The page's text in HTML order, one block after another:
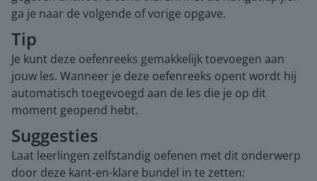
ga je naar de volgende of vorige opgave.
Tip
Je kunt deze oefenreeks gemakkelijk toevoegen aan
jouw les. Wanneer je deze oefenreeks opent wordt hij
automatisch toegevoegd aan de les die je op dit
moment geopend hebt.
Suggesties
Laat leerlingen zelfstandig oefenen met dit onderwerp
door deze kant-en-klare bundel in te zetten: